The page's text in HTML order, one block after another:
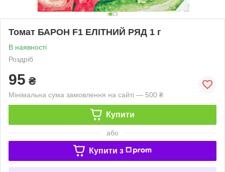
Томат БАРОН F1 ЕЛІТНИЙ РЯД 1 г
В наявності
Роздріб
95 ₴
Мінімальна сума замовлення на сайті — 500 ₴
Купити
або
Купити з